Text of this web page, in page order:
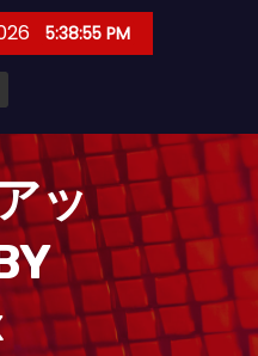
5:38:56 PM
ッ